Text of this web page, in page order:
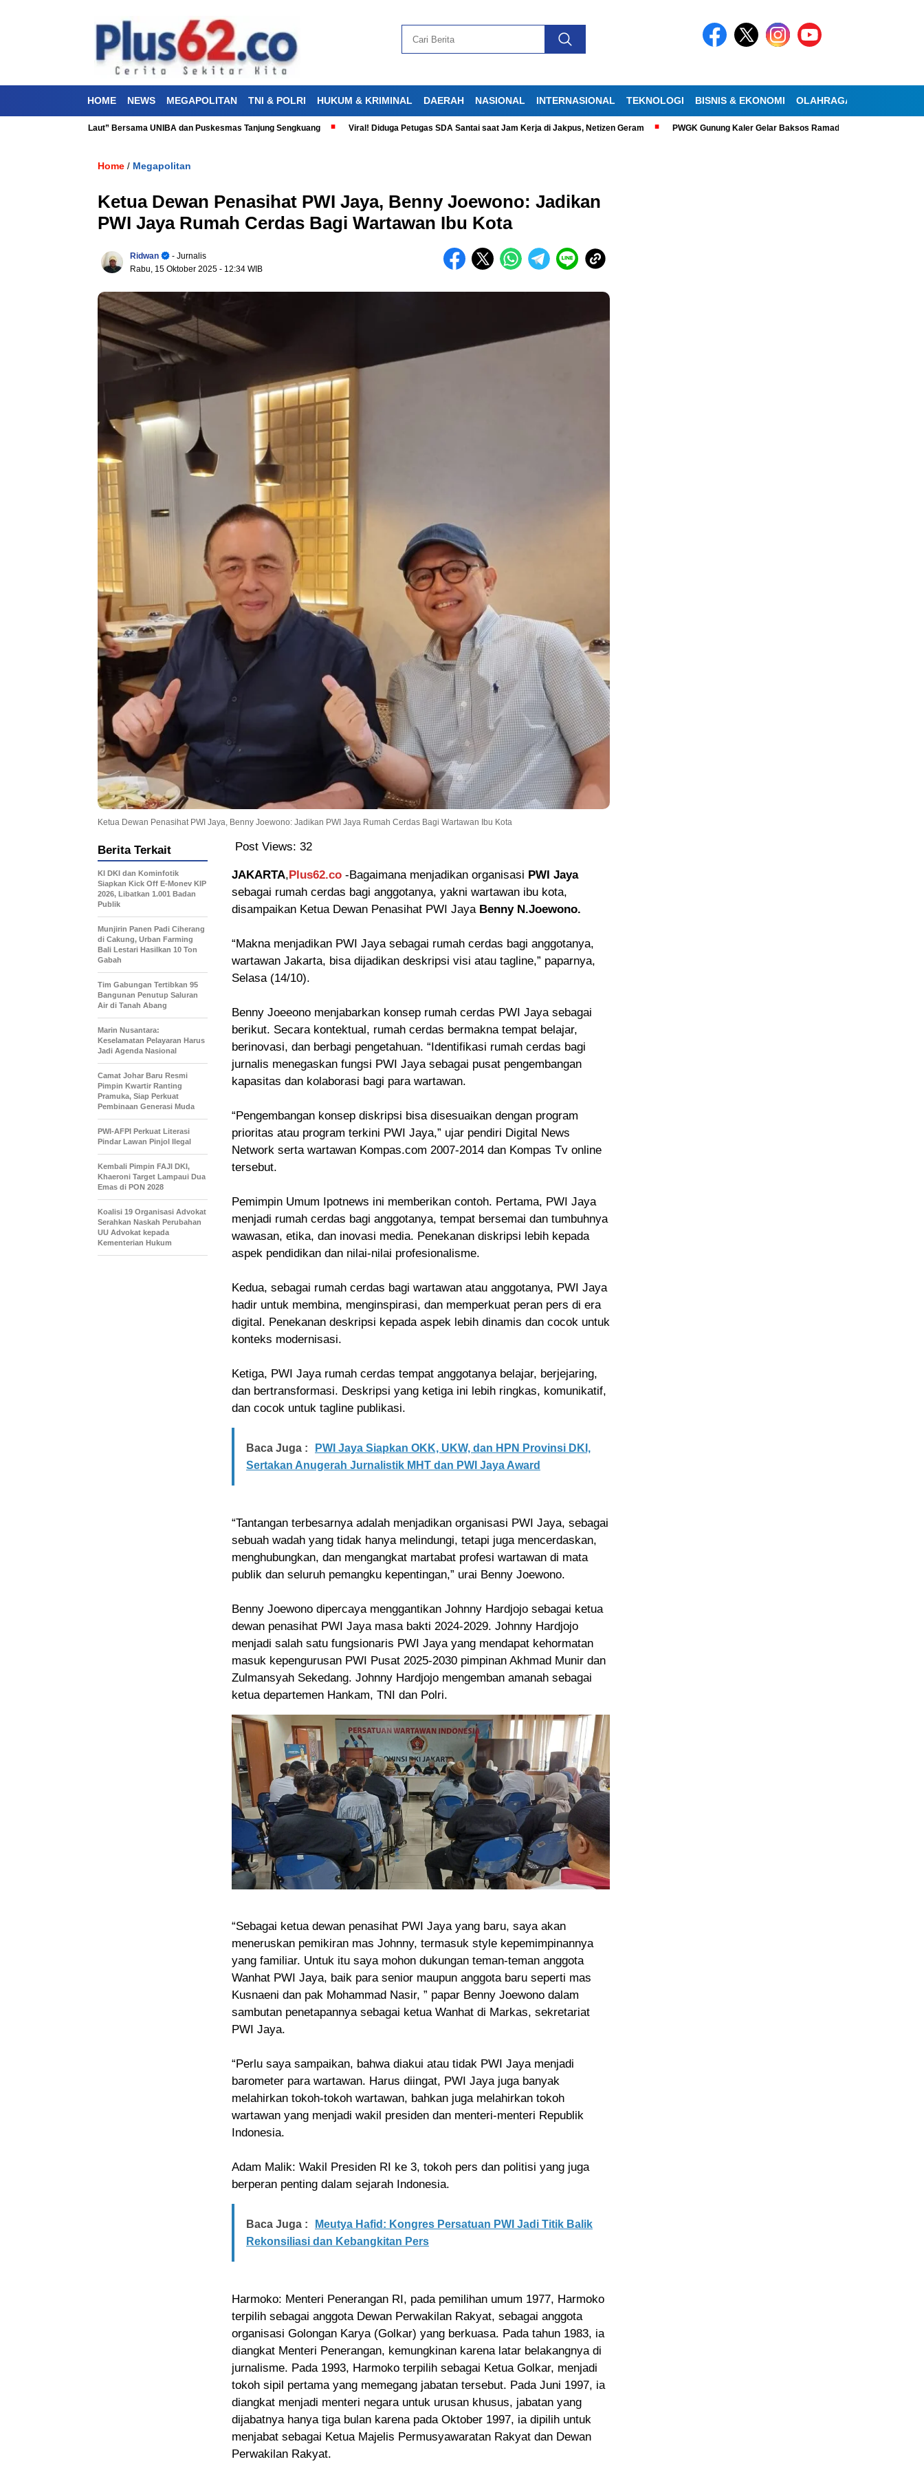
HOME NEWS MEGAPOLITAN TNI & POLRI HUKUM & KRIMINAL DAERAH NASIONAL INTERNASIONAL TEKNOLOGI BISNIS & EKONOMI OLAHRAGA
Cinta Laut” Bersama UNIBA dan Puskesmas Tanjung Sengkuang Viral! Diduga Petugas SDA Santai saat Jam Kerja di Jakpus, Netizen Geram PWGK Gunung Kaler Gelar Baksos Ramadan, Bantu Lansia Tunanetra di
Home / Megapolitan
Ketua Dewan Penasihat PWI Jaya, Benny Joewono: Jadikan
PWI Jaya Rumah Cerdas Bagi Wartawan Ibu Kota
Ridwan
- Jurnalis
Rabu, 15 Oktober 2025 - 12:34 WIB
Ketua Dewan Penasihat PWI Jaya, Benny Joewono: Jadikan PWI Jaya Rumah Cerdas Bagi Wartawan Ibu Kota
Post Views: 32
JAKARTA,Plus62.co -Bagaimana menjadikan organisasi PWI Jaya
sebagai rumah cerdas bagi anggotanya, yakni wartawan ibu kota,
disampaikan Ketua Dewan Penasihat PWI Jaya Benny N.Joewono.
“Makna menjadikan PWI Jaya sebagai rumah cerdas bagi anggotanya,
wartawan Jakarta, bisa dijadikan deskripsi visi atau tagline,” paparnya,
Selasa (14/10).
Benny Joeeono menjabarkan konsep rumah cerdas PWI Jaya sebagai
berikut. Secara kontektual, rumah cerdas bermakna tempat belajar,
berinovasi, dan berbagi pengetahuan. “Identifikasi rumah cerdas bagi
jurnalis menegaskan fungsi PWI Jaya sebagai pusat pengembangan
kapasitas dan kolaborasi bagi para wartawan.
“Pengembangan konsep diskripsi bisa disesuaikan dengan program
prioritas atau program terkini PWI Jaya,” ujar pendiri Digital News
Network serta wartawan Kompas.com 2007-2014 dan Kompas Tv online
tersebut.
Pemimpin Umum Ipotnews ini memberikan contoh. Pertama, PWI Jaya
menjadi rumah cerdas bagi anggotanya, tempat bersemai dan tumbuhnya
wawasan, etika, dan inovasi media. Penekanan diskripsi lebih kepada
aspek pendidikan dan nilai-nilai profesionalisme.
Kedua, sebagai rumah cerdas bagi wartawan atau anggotanya, PWI Jaya
hadir untuk membina, menginspirasi, dan memperkuat peran pers di era
digital. Penekanan deskripsi kepada aspek lebih dinamis dan cocok untuk
konteks modernisasi.
Ketiga, PWI Jaya rumah cerdas tempat anggotanya belajar, berjejaring,
dan bertransformasi. Deskripsi yang ketiga ini lebih ringkas, komunikatif,
dan cocok untuk tagline publikasi.
Baca Juga :
PWI Jaya Siapkan OKK, UKW, dan HPN Provinsi DKI,
Sertakan Anugerah Jurnalistik MHT dan PWI Jaya Award
“Tantangan terbesarnya adalah menjadikan organisasi PWI Jaya, sebagai
sebuah wadah yang tidak hanya melindungi, tetapi juga mencerdaskan,
menghubungkan, dan mengangkat martabat profesi wartawan di mata
publik dan seluruh pemangku kepentingan,” urai Benny Joewono.
Benny Joewono dipercaya menggantikan Johnny Hardjojo sebagai ketua
dewan penasihat PWI Jaya masa bakti 2024-2029. Johnny Hardjojo
menjadi salah satu fungsionaris PWI Jaya yang mendapat kehormatan
masuk kepengurusan PWI Pusat 2025-2030 pimpinan Akhmad Munir dan
Zulmansyah Sekedang. Johnny Hardjojo mengemban amanah sebagai
ketua departemen Hankam, TNI dan Polri.
“Sebagai ketua dewan penasihat PWI Jaya yang baru, saya akan
meneruskan pemikiran mas Johnny, termasuk style kepemimpinannya
yang familiar. Untuk itu saya mohon dukungan teman-teman anggota
Wanhat PWI Jaya, baik para senior maupun anggota baru seperti mas
Kusnaeni dan pak Mohammad Nasir, ” papar Benny Joewono dalam
sambutan penetapannya sebagai ketua Wanhat di Markas, sekretariat
PWI Jaya.
“Perlu saya sampaikan, bahwa diakui atau tidak PWI Jaya menjadi
barometer para wartawan. Harus diingat, PWI Jaya juga banyak
melahirkan tokoh-tokoh wartawan, bahkan juga melahirkan tokoh
wartawan yang menjadi wakil presiden dan menteri-menteri Republik
Indonesia.
Adam Malik: Wakil Presiden RI ke 3, tokoh pers dan politisi yang juga
berperan penting dalam sejarah Indonesia.
Baca Juga :
Meutya Hafid: Kongres Persatuan PWI Jadi Titik Balik
Rekonsiliasi dan Kebangkitan Pers
Harmoko: Menteri Penerangan RI, pada pemilihan umum 1977, Harmoko
terpilih sebagai anggota Dewan Perwakilan Rakyat, sebagai anggota
organisasi Golongan Karya (Golkar) yang berkuasa. Pada tahun 1983, ia
diangkat Menteri Penerangan, kemungkinan karena latar belakangnya di
jurnalisme. Pada 1993, Harmoko terpilih sebagai Ketua Golkar, menjadi
tokoh sipil pertama yang memegang jabatan tersebut. Pada Juni 1997, ia
diangkat menjadi menteri negara untuk urusan khusus, jabatan yang
dijabatnya hanya tiga bulan karena pada Oktober 1997, ia dipilih untuk
menjabat sebagai Ketua Majelis Permusyawaratan Rakyat dan Dewan
Perwakilan Rakyat.
Berita Terkait
KI DKI dan Kominfotik
Siapkan Kick Off E-Monev KIP
2026, Libatkan 1.001 Badan
Publik
Munjirin Panen Padi Ciherang
di Cakung, Urban Farming
Bali Lestari Hasilkan 10 Ton
Gabah
Tim Gabungan Tertibkan 95
Bangunan Penutup Saluran
Air di Tanah Abang
Marin Nusantara:
Keselamatan Pelayaran Harus
Jadi Agenda Nasional
Camat Johar Baru Resmi
Pimpin Kwartir Ranting
Pramuka, Siap Perkuat
Pembinaan Generasi Muda
PWI-AFPI Perkuat Literasi
Pindar Lawan Pinjol Ilegal
Kembali Pimpin FAJI DKI,
Khaeroni Target Lampaui Dua
Emas di PON 2028
Koalisi 19 Organisasi Advokat
Serahkan Naskah Perubahan
UU Advokat kepada
Kementerian Hukum